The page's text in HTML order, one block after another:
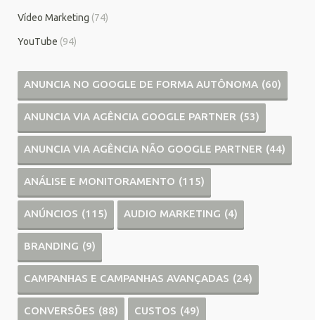
Vídeo Marketing (74)
YouTube (94)
ANUNCIA NO GOOGLE DE FORMA AUTÔNOMA (60)
ANUNCIA VIA AGÊNCIA GOOGLE PARTNER (53)
ANUNCIA VIA AGÊNCIA NÃO GOOGLE PARTNER (44)
ANÁLISE E MONITORAMENTO (115)
ANÚNCIOS (115) AUDIO MARKETING (4)
BRANDING (9)
CAMPANHAS E CAMPANHAS AVANÇADAS (24)
CONVERSÕES (88) CUSTOS (49)